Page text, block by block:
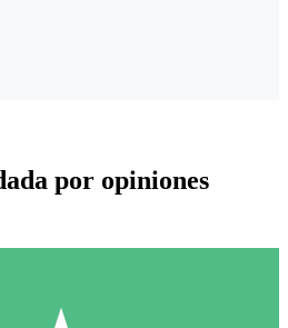
por opiniones